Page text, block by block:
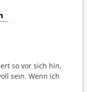
so vor sich hin,
sein. Wenn ich